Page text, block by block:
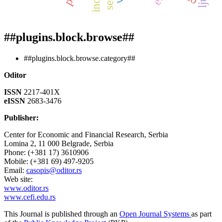
##plugins.block.browse##
##plugins.block.browse.category##
Oditor
ISSN 2217-401X
eISSN 2683-3476
Publisher:
Center for Economic and Financial Research, Serbia
Lomina 2, 11 000 Belgrade, Serbia
Phone: (+381 17) 3610906
Mobile: (+381 69) 497-9205
Email: casopis@oditor.rs
Web site:
www.oditor.rs
www.cefi.edu.rs
This Journal is published through an Open Journal Systems as part